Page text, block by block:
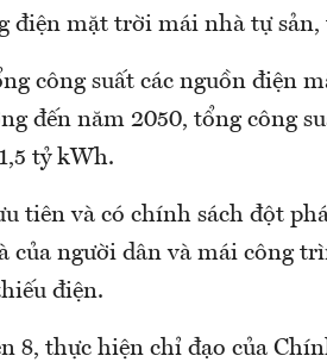
điện mặt trời mái nhà tự
công suất các nguồn điện
đến năm 2050, tổng công
tỷ kWh.
tiên và có chính sách đột
người dân và mái công
điện.
8, thực hiện chỉ đạo của